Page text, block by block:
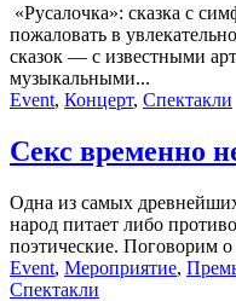
«Русалочка»: сказка с
пожаловать в
сказок — с известными
музыкальными...
Event, Концерт, Спектакли
Секс временно
Одна из самых
народ питает либо
поэтические. Поговорим
Event, Мероприятие,
Спектакли